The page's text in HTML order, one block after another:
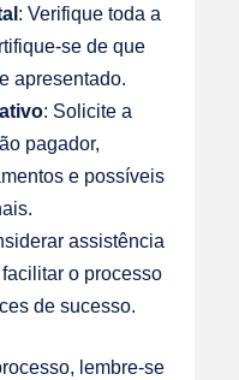
: Verifique toda a
se de que
apresentado.
: Solicite a
pagador,
e possíveis
assistência
o processo
de sucesso.
lembre-se